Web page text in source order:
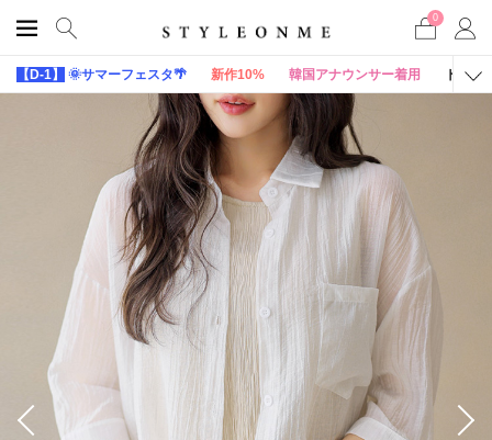
0
【D-1】 🌞サマーフェスタ🌴 新作10% 韓国アナウンサー着用 トップ